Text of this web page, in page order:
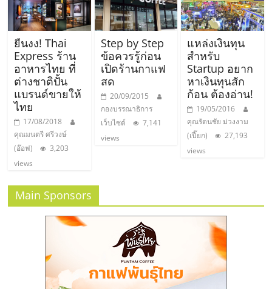
ยืนงง! Thai
Express ร้าน
อาหารไทย ที่
ต่างชาติปั้น
แบรนด์ขายให้
ไทย
17/08/2018
คุณมนตรี ศรีวงษ์
(อ๊อฟ)
3,203
views
Step by Step
ข้อควรรู้ก่อน
เปิดร้านกาแฟ
สด
20/09/2015
กองบรรณาธิการ
เว็บไซต์
7,141
views
แหล่งเงินทุน
สำหรับ
Startup อยาก
หาเงินทุนสัก
ก้อน ต้องอ่าน!
19/05/2016
คุณรัตนชัย ม่วงงาม
(เปี๊ยก)
27,193
views
Main Sponsors